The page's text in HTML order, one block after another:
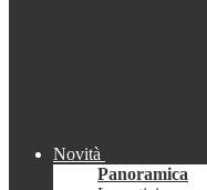
Novità
Panoramica